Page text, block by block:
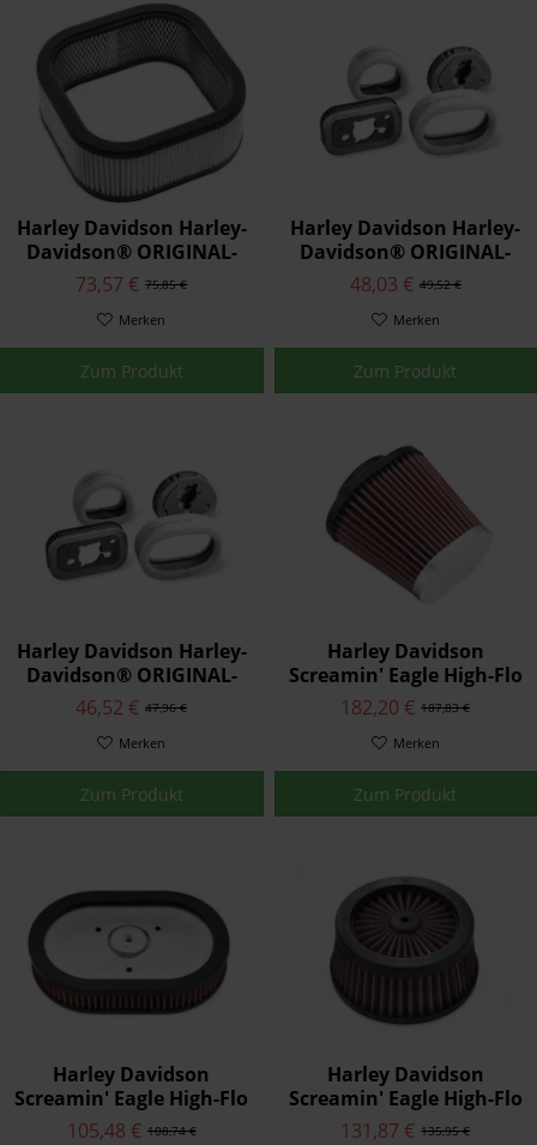
Harley Davidson Harley-
Davidson® ORIGINAL-
LUFTFILTERELEMENTE
29437-01A
75,85 €
73,57 €
Merken
Zum Produkt
Harley Davidson Harley-
Davidson® ORIGINAL-
LUFTFILTERELEMENTE
29331-96
49,52 €
48,03 €
Merken
Zum Produkt
Harley Davidson Harley-
Davidson® ORIGINAL-
LUFTFILTERELEMENTE
29377-08
47,96 €
46,52 €
Merken
Zum Produkt
Harley Davidson
Screamin' Eagle High-Flo
K&N® Austausch-
Luftfilterelement
29400141
187,83 €
182,20 €
Merken
Zum Produkt
Harley Davidson
Screamin' Eagle High-Flo
K&N® Austausch-
108,74 €
105,48 €
Harley Davidson
Screamin' Eagle High-Flo
K&N® Austausch-
135,95 €
131,87 €